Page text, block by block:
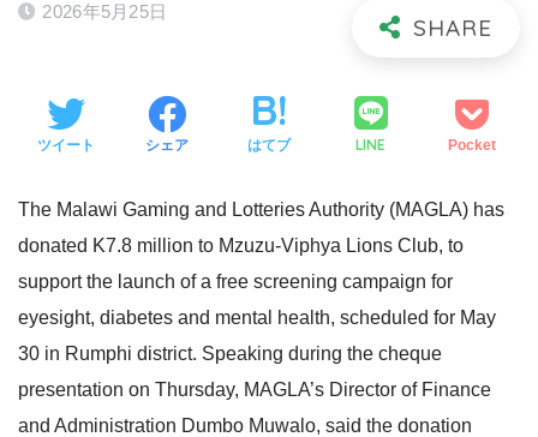
2026年5月25日
ツイート シェア はてブ LINE Pocket
The Malawi Gaming and Lotteries Authority (MAGLA) has
donated K7.8 million to Mzuzu-Viphya Lions Club, to
support the launch of a free screening campaign for
eyesight, diabetes and mental health, scheduled for May
30 in Rumphi district. Speaking during the cheque
presentation on Thursday, MAGLA’s Director of Finance
and Administration Dumbo Muwalo, said the donation